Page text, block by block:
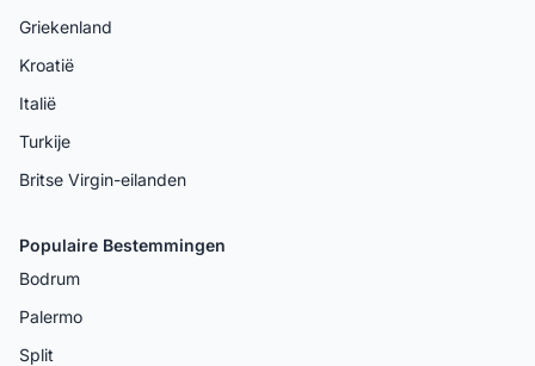
Griekenland
Kroatië
Italië
Turkije
Britse Virgin-eilanden
Populaire Bestemmingen
Bodrum
Palermo
Split